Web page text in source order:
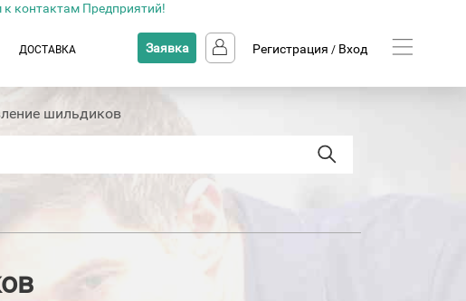
контактам Предприятий!
ДОСТАВКА Заявка Регистрация / Вход
шильдиков